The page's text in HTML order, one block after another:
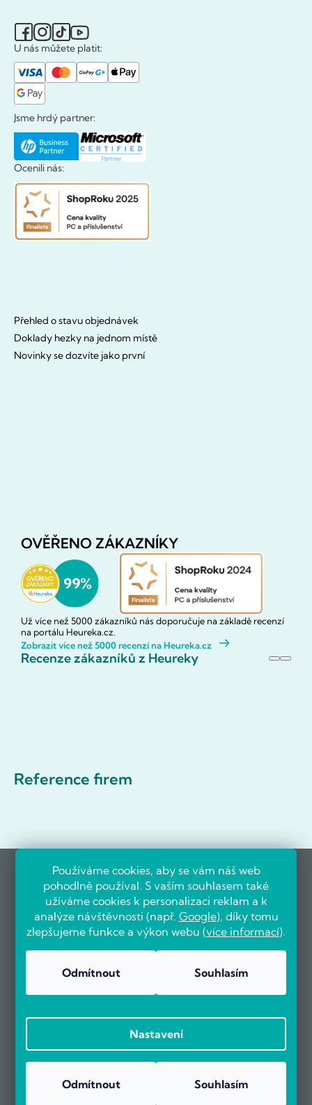
Používáme cookies, aby se vám náš web
pohodlně používal. S vaším souhlasem také
užíváme cookies k personalizaci reklam a k
analýze návštěvnosti (např. Google), díky tomu
zlepšujeme funkce a výkon webu (více informací).
Odmítnout Souhlasím
Nastavení
Odmítnout Souhlasím
U nás můžete platit:
Jsme hrdý partner:
Ocenili nás:
Přehled o stavu objednávek
Doklady hezky na jednom místě
Novinky se dozvíte jako první
OVĚŘENO ZÁKAZNÍKY
Už více než 5000 zákazníků nás doporučuje na základě recenzí
na portálu Heureka.cz.
Zobrazit více než 5000 recenzí na Heureka.cz
Recenze zákazníků z Heureky
Reference firem